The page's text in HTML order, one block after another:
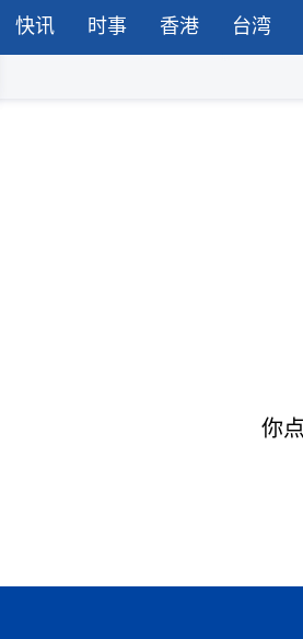
快讯 时事 香港 台湾
你